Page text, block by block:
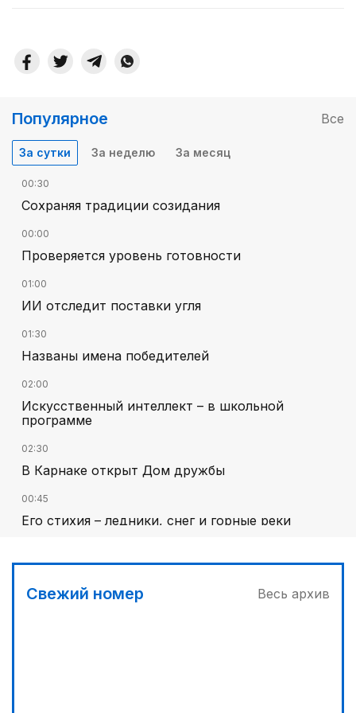
Популярное Все
За сутки За неделю За месяц
00:30
Сохраняя традиции созидания
00:00
Проверяется уровень готовности
01:00
ИИ отследит поставки угля
01:30
Названы имена победителей
02:00
Искусственный интеллект – в школьной
программе
02:30
В Карнаке открыт Дом дружбы
00:45
Его стихия – ледники, снег и горные реки
Челлендж в Вооруженных силах
01:40
Свежий номер Весь архив